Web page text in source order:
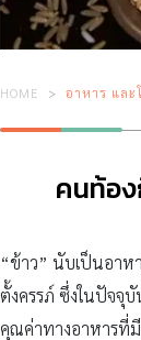
HOME อาหาร และ
คนท้อ
“ข้าว” นับเป็นอาห
ตั้งครรภ์ ซึ่งในปัจ
คุณค่าทางอาหารที่